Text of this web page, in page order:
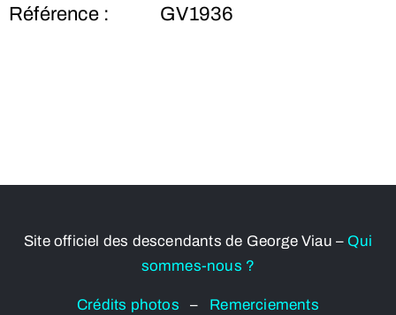
Référence : GV1936
Site officiel des descendants de George Viau – Qui
sommes-nous ?
Crédits photos– Remerciements